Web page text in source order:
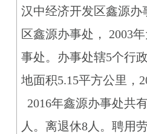
汉中经济开发区鑫源
区鑫源办事处， 2003
事处。办事处辖5个行
地面积5.15平方公里，
2016年鑫源办事处共
人。离退休8人。聘用